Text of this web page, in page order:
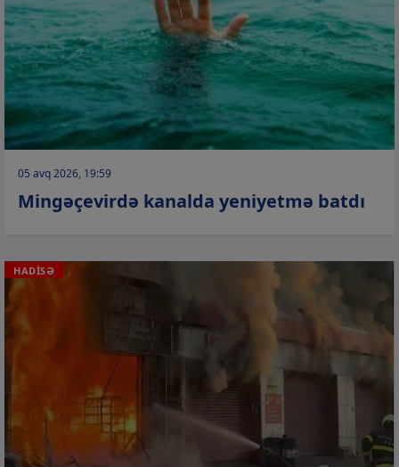
05 avq 2026, 19:59
Mingəçevirdə kanalda yeniyetmə batdı
HADİSƏ